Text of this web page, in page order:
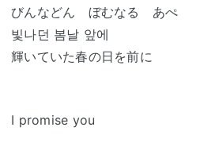
びんなどん ぼむなる あぺ
빛나던 봄날 앞에
輝いていた春の日を前に
I promise you